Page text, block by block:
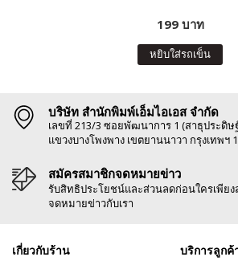
199 บาท
หยิบใส่รถเข็น
บริษัท สำนักพิมพ์เอ็มไอเอส จำกัด
เลขที่ 213/3 ซอยพัฒนาการ 1 (สาธุประดิษ
แขวงบางโพงพาง เขตยานนาวา กรุงเทพฯ
สมัครสมาชิกจดหมายข่าว
รับสิทธิประโยชน์และส่วนลดก่อนใครเพีย
จดหมายข่าวกับเรา
เกี่ยวกับร้าน บริการลูกค้